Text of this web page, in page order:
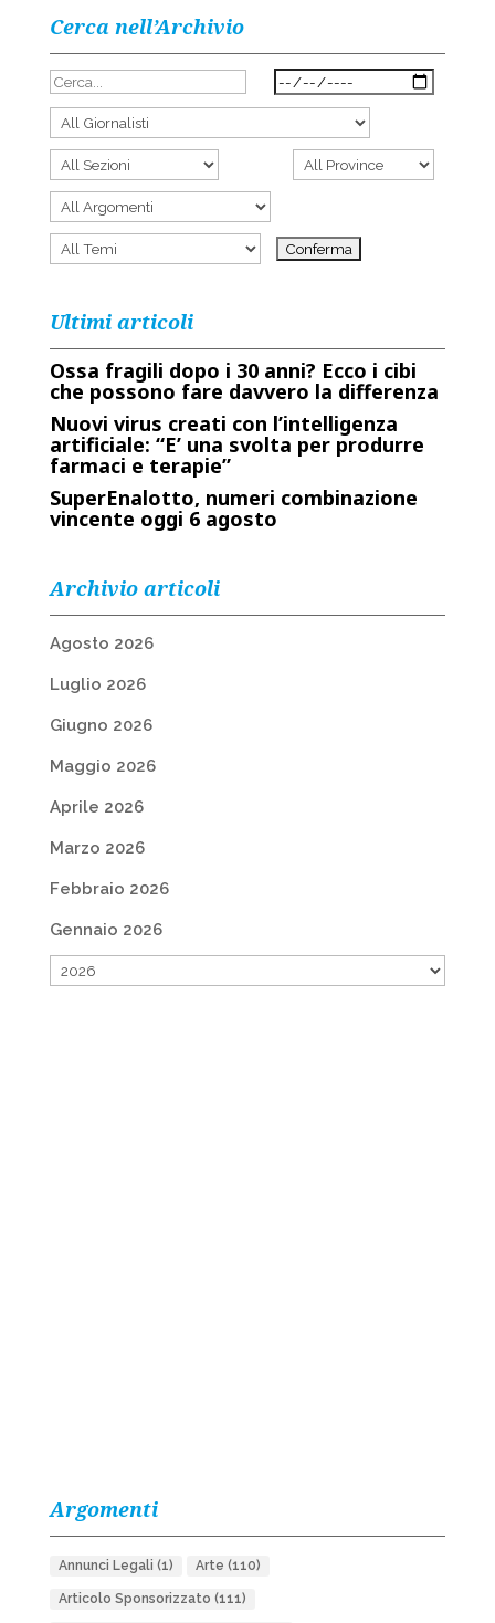
Cerca nell’Archivio
Ultimi articoli
Ossa fragili dopo i 30 anni? Ecco i cibi
che possono fare davvero la differenza
Nuovi virus creati con l’intelligenza
artificiale: “E’ una svolta per produrre
farmaci e terapie”
SuperEnalotto, numeri combinazione
vincente oggi 6 agosto
Archivio articoli
Agosto 2026
Luglio 2026
Giugno 2026
Maggio 2026
Aprile 2026
Marzo 2026
Febbraio 2026
Gennaio 2026
Argomenti
Annunci Legali (1) Arte (110)
Articolo Sponsorizzato (111)